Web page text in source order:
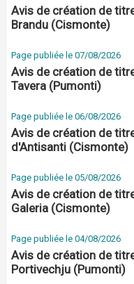
Avis de création de
Brandu (Cismonte)
Page publiée le 07/08/2026
Avis de création de
Tavera (Pumonti)
Page publiée le 06/08/2026
Avis de création de
d'Antisanti (Cismonte)
Page publiée le 05/08/2026
Avis de création de
Galeria (Cismonte)
Page publiée le 04/08/2026
Avis de création de
Portivechju (Pumonti)